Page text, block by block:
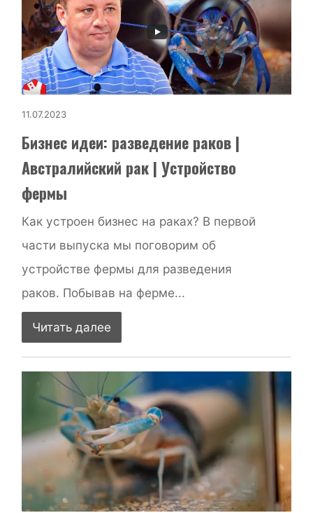
11.07.2023
Бизнес идеи: разведение раков |
Австралийский рак | Устройство
фермы
Как устроен бизнес на раках? В первой
части выпуска мы поговорим об
устройстве фермы для разведения
раков. Побывав на ферме...
Читать далее